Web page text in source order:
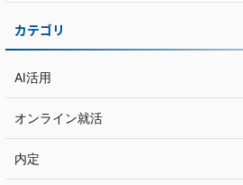
カテゴリ
AI活用
オンライン就活
内定